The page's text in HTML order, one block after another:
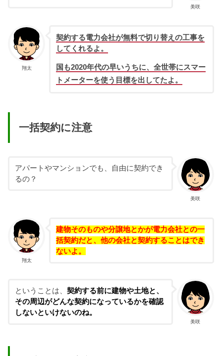
美咲
翔太
契約する電力会社が無料で切り替えの工事を
してくれるよ。
国も2020年代の早いうちに、全世帯にスマー
トメーターを使う目標を出してたよ。
一括契約に注意
美咲
アパートやマンションでも、自由に契約でき
るの？
翔太
建物そのものや分譲地とかが電力会社との一
括契約だと、他の会社と契約することはでき
ないよ。
美咲
ということは、 契約する前に建物や土地と、
その周辺がどんな契約になっているかを確認
しないといけないのね。